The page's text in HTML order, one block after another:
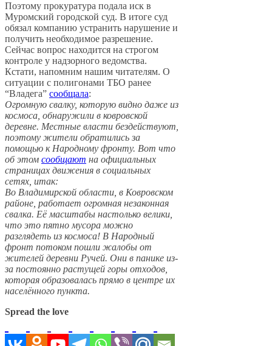
Поэтому прокуратура подала иск в
Муромский городской суд. В итоге суд
обязал компанию устранить нарушение и
получить необходимое разрешение.
Сейчас вопрос находится на строгом
контроле у надзорного ведомства.
Кстати, напомним нашим читателям. О
ситуации с полигонами ТБО ранее
“Владега” сообщала:
Огромную свалку, которую видно даже из
космоса, обнаружили в ковровской
деревне. Местные власти бездействуют,
поэтому жители обратились за
помощью к Народному фронту. Вот что
об этом сообщают на официальных
страницах движения в социальных
сетях, итак:
Во Владимирской области, в Ковровском
районе, работает огромная незаконная
свалка. Её масштабы настолько велики,
что это пятно мусора можно
разглядеть из космоса! В Народный
фронт потоком пошли жалобы от
жителей деревни Ручей. Они в панике из-
за постоянно растущей горы отходов,
которая образовалась прямо в центре их
населённого пункта.
Spread the love